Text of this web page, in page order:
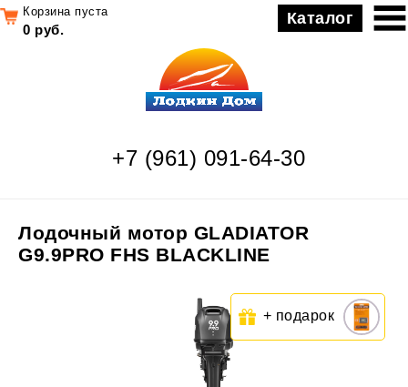
+7 (961) 091-64-30
Лодочный мотор GLADIATOR
G9.9PRO FHS BLACKLINE
+ подарок
Корзина пуста
0 руб.
Каталог